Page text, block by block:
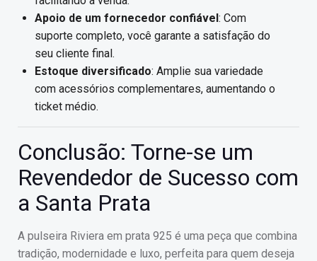
Apoio de um fornecedor confiável: Com
suporte completo, você garante a satisfação do
seu cliente final.
Estoque diversificado: Amplie sua variedade
com acessórios complementares, aumentando o
ticket médio.
Conclusão: Torne-se um
Revendedor de Sucesso com
a Santa Prata
A pulseira Riviera em prata 925 é uma peça que combina
tradição, modernidade e luxo, perfeita para quem deseja